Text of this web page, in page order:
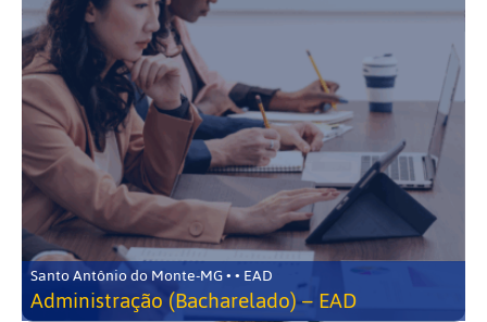
Santo Antônio do Monte-MG • • EAD
Administração (Bacharelado) – EAD